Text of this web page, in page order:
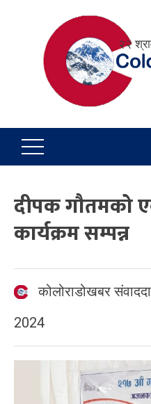
२२
दीपक गौतमको
कार्यक्रम सम्पन्न
कोलोराडोखबर
2024